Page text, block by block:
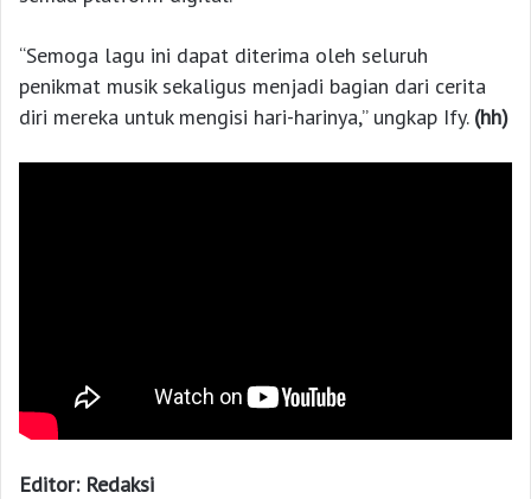
“Semoga lagu ini dapat diterima oleh seluruh
penikmat musik sekaligus menjadi bagian dari cerita
diri mereka untuk mengisi hari-harinya,” ungkap Ify. (hh)
Editor: Redaksi